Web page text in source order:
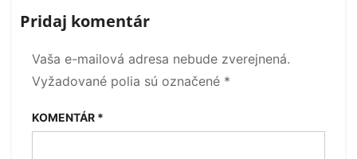
Pridaj komentár
Vaša e-mailová adresa nebude zverejnená.
Vyžadované polia sú označené *
KOMENTÁR *